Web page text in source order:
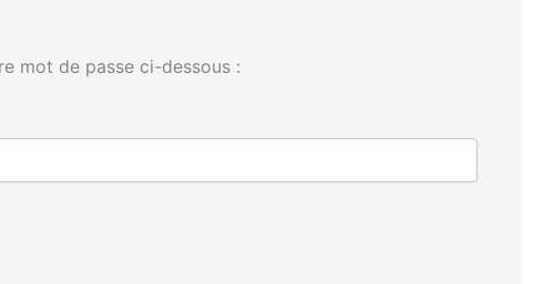
mot de passe ci-dessous :